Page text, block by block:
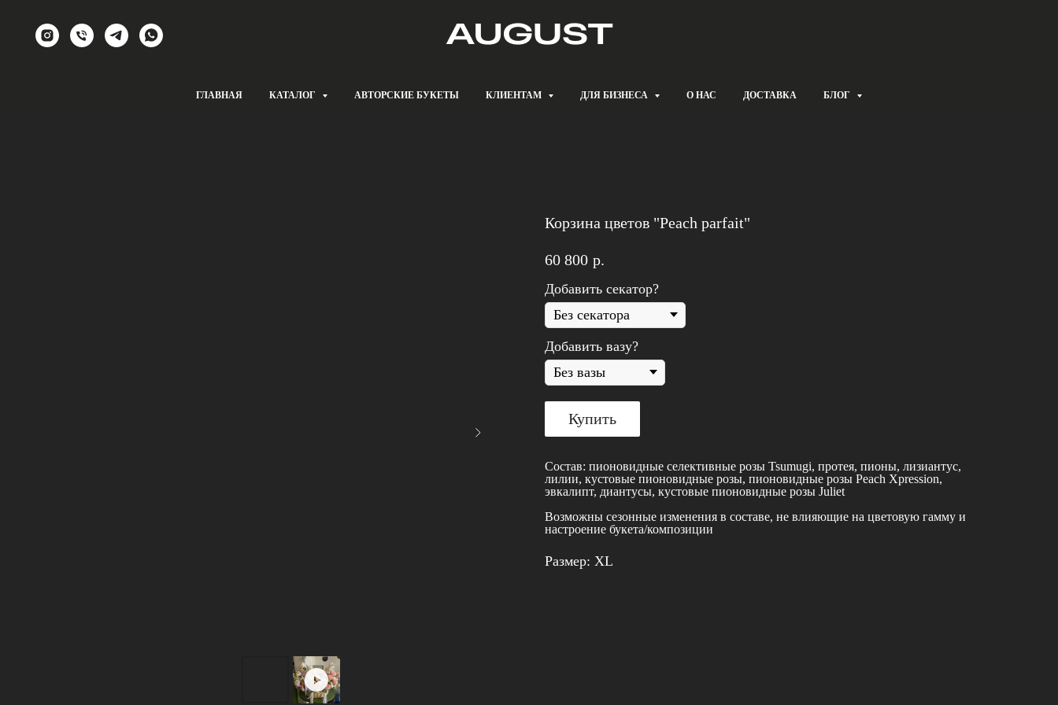
ГЛАВНАЯ КАТАЛОГ АВТОРСКИЕ БУКЕТЫ КЛИЕНТАМ ДЛЯ БИЗНЕСА О НАС ДОСТАВКА БЛОГ
Корзина цветов "Peach parfait"
60 800 р.
Добавить секатор?
Добавить вазу?
Купить
Состав: пионовидные селективные розы Tsumugi, протея, пионы, лизиантус,
лилии, кустовые пионовидные розы, пионовидные розы Peach Xpression,
эвкалипт, диантусы, кустовые пионовидные розы Juliet
Возможны сезонные изменения в составе, не влияющие на цветовую гамму и
настроение букета/композиции
Размер: XL